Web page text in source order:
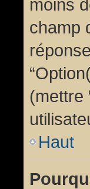
moins
champ
(mettre
Haut